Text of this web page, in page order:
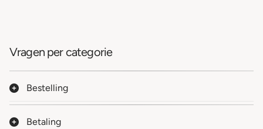
Vragen per categorie
Bestelling
Betaling